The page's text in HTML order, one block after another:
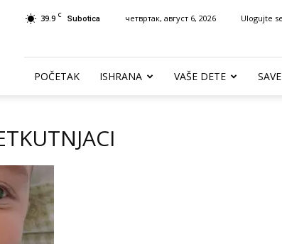
39.9 C Subotica четвртак, август 6, 2026 Ulogujte
POČETAK ISHRANA VAŠE DETE